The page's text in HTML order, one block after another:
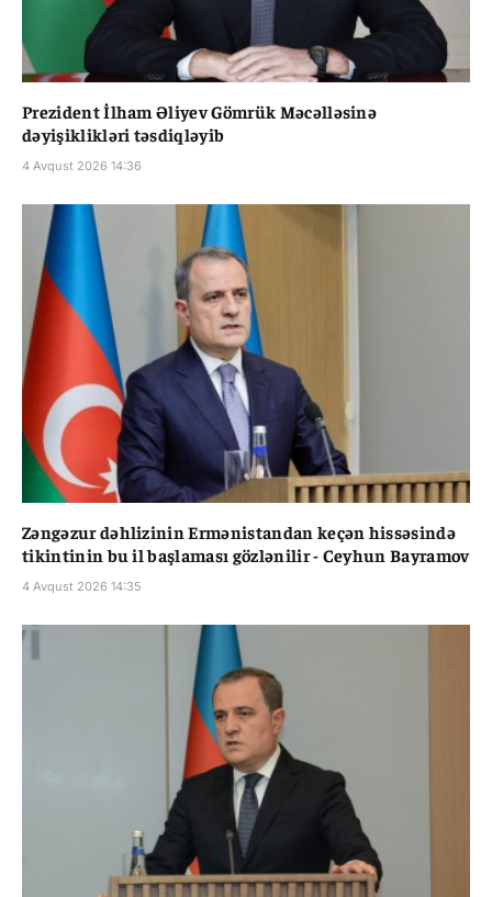
Prezident İlham Əliyev Gömrük Məcəlləsinə
dəyişiklikləri təsdiqləyib
4 Avqust 2026 14:36
Zəngəzur dəhlizinin Ermənistandan keçən hissəsində
tikintinin bu il başlaması gözlənilir - Ceyhun Bayramov
4 Avqust 2026 14:35